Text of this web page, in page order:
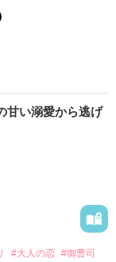
甘い溺愛から逃げ
#大人の恋 #御曹司